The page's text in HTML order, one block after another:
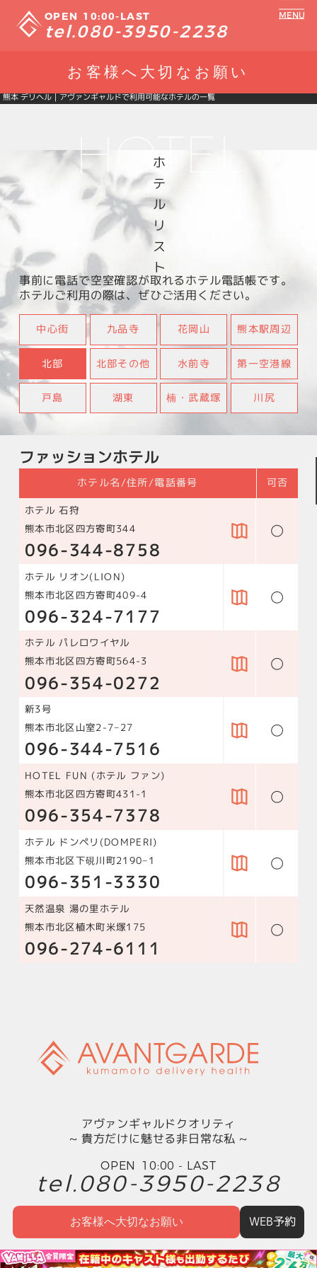
熊本 デリヘル｜アヴァンギャルドで利用可能なホテルの一覧
10:00-LAST
080-3950-2238
お客様へ大切なお願い
H OT E
ホテルリスト
事前に電話で空室確認が取れるホテル電話帳です。
ホテルご利用の際は、ぜひご活用ください。
中心街 九品寺 花岡山 熊本駅周辺
北部 北部その他 水前寺 第一空港線
戸島 湖東 楠・武蔵塚 川尻
ファッションホテル
ホテル名/住所/電話番号 可否
ホテル 石狩
熊本市北区四方寄町344
096-344-8758
○
ホテル リオン(LION)
熊本市北区四方寄町409-4
096-324-7177
○
ホテル パレロワイヤル
熊本市北区四方寄町564-3
096-354-0272
○
新3号
熊本市北区山室2-7−27
096-344-7516
○
HOTEL FUN (ホテル ファン)
熊本市北区四方寄町431-1
096-354-7378
○
ホテル ドンペリ(DOMPERI)
熊本市北区下硯川町2190−1
096-351-3330
○
天然温泉 湯の里ホテル
熊本市北区植木町米塚175
096-274-6111
○
アヴァンギャルドクオリティ
貴方だけに魅せる非日常な私
お客様へ大切なお願い WEB予約
10:00 - LAST
080-3950-2238